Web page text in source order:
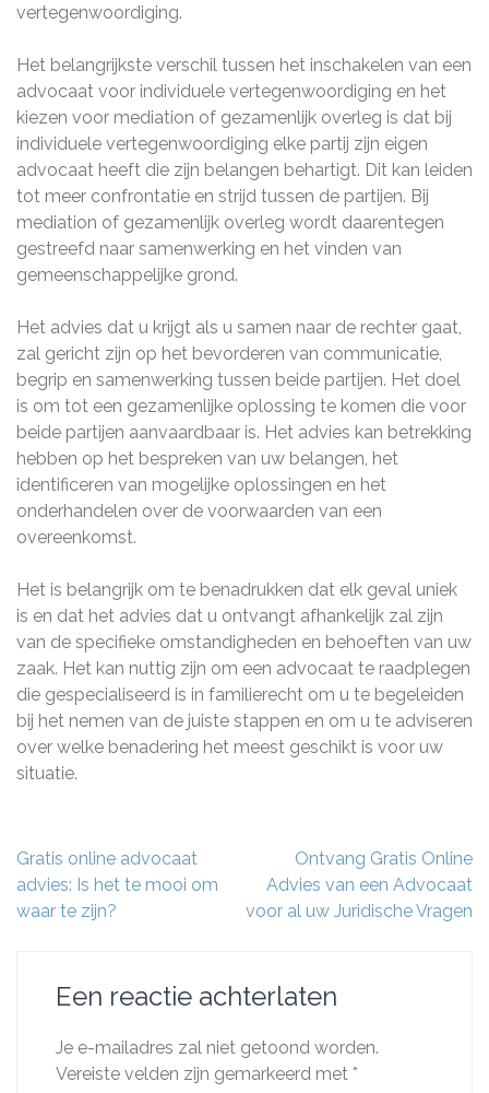
vertegenwoordiging.
Het belangrijkste verschil tussen het inschakelen van een
advocaat voor individuele vertegenwoordiging en het
kiezen voor mediation of gezamenlijk overleg is dat bij
individuele vertegenwoordiging elke partij zijn eigen
advocaat heeft die zijn belangen behartigt. Dit kan leiden
tot meer confrontatie en strijd tussen de partijen. Bij
mediation of gezamenlijk overleg wordt daarentegen
gestreefd naar samenwerking en het vinden van
gemeenschappelijke grond.
Het advies dat u krijgt als u samen naar de rechter gaat,
zal gericht zijn op het bevorderen van communicatie,
begrip en samenwerking tussen beide partijen. Het doel
is om tot een gezamenlijke oplossing te komen die voor
beide partijen aanvaardbaar is. Het advies kan betrekking
hebben op het bespreken van uw belangen, het
identificeren van mogelijke oplossingen en het
onderhandelen over de voorwaarden van een
overeenkomst.
Het is belangrijk om te benadrukken dat elk geval uniek
is en dat het advies dat u ontvangt afhankelijk zal zijn
van de specifieke omstandigheden en behoeften van uw
zaak. Het kan nuttig zijn om een advocaat te raadplegen
die gespecialiseerd is in familierecht om u te begeleiden
bij het nemen van de juiste stappen en om u te adviseren
over welke benadering het meest geschikt is voor uw
situatie.
Berichtnavigatie
Gratis online advocaat
advies: Is het te mooi om
waar te zijn?
Ontvang Gratis Online
Advies van een Advocaat
voor al uw Juridische Vragen
Een reactie achterlaten
Je e-mailadres zal niet getoond worden.
Vereiste velden zijn gemarkeerd met *